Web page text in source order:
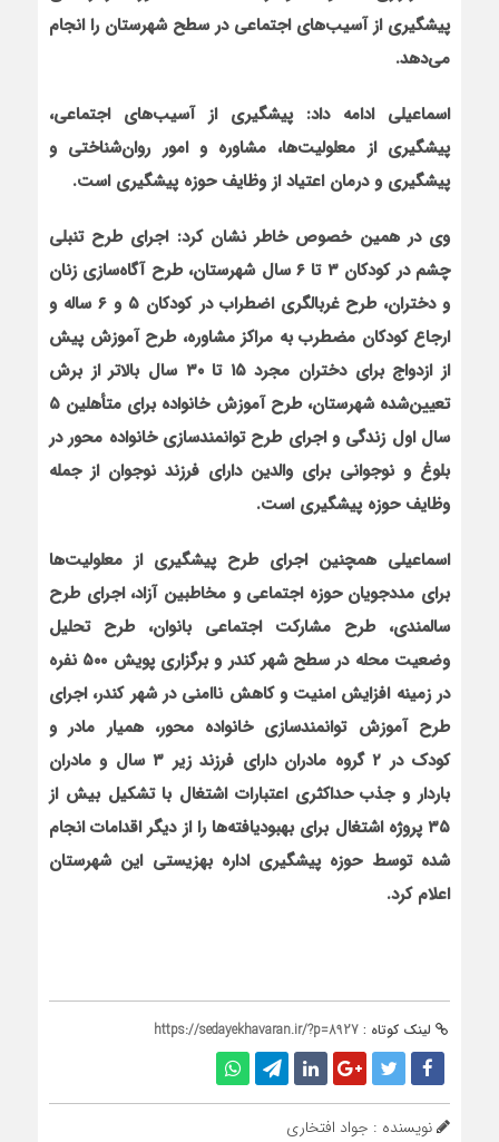
پیشگیری از آسیب‌های اجتماعی در سطح شهرستان را انجام
می‌دهد.
اسماعیلی ادامه داد: پیشگیری از آسیب‌های اجتماعی،
پیشگیری از معلولیت‌ها، مشاوره و امور روان‌شناختی و
پیشگیری و درمان اعتیاد از وظایف حوزه پیشگیری است.
وی در همین خصوص خاطر نشان کرد: اجرای طرح تنبلی
چشم در کودکان ۳ تا ۶ سال شهرستان، طرح آگاه‌سازی زنان
و دختران، طرح غربالگری اضطراب در کودکان ۵ و ۶ ساله و
ارجاع کودکان مضطرب به مراکز مشاوره، طرح آموزش پیش
از ازدواج برای دختران مجرد ۱۵ تا ۳۰ سال بالاتر از برش
تعیین‌شده شهرستان، طرح آموزش خانواده برای متأهلین ۵
سال اول زندگی و اجرای طرح توانمندسازی خانواده محور در
بلوغ و نوجوانی برای والدین دارای فرزند نوجوان از جمله
وظایف حوزه پیشگیری است.
اسماعیلی هم‏چنین اجرای طرح پیشگیری از معلولیت‌ها
برای مددجویان حوزه اجتماعی و مخاطبین آزاد، اجرای طرح
سالمندی، طرح مشارکت اجتماعی بانوان، طرح تحلیل
وضعیت محله در سطح شهر کندر و برگزاری پویش ۵۰۰ نفره
در زمینه افزایش امنیت و کاهش ناامنی در شهر کندر، اجرای
طرح آموزش توانمندسازی خانواده محور، همیار مادر و
کودک در ۲ گروه مادران دارای فرزند زیر ۳ سال و مادران
باردار و جذب حداکثری اعتبارات اشتغال با تشکیل بیش از
۳۵ پروژه اشتغال برای بهبودیافته‌ها را از دیگر اقدامات انجام
شده توسط حوزه پیشگیری اداره بهزیستی این شهرستان
اعلام کرد.
لینک کوتاه : https://sedayekhavaran.ir/?p=8927
نویسنده : جواد افتخاری